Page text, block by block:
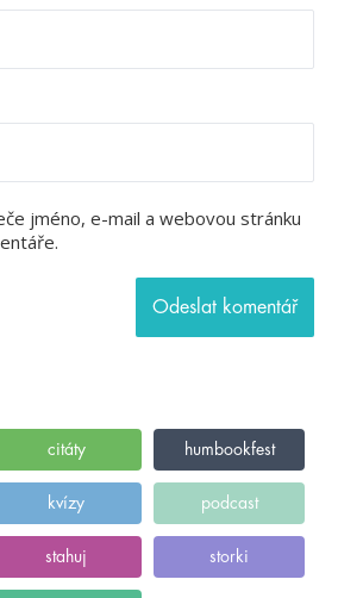
jméno, e-mail a webovou stránku
citáty humbookfest
kvízy podcast
stahuj storki